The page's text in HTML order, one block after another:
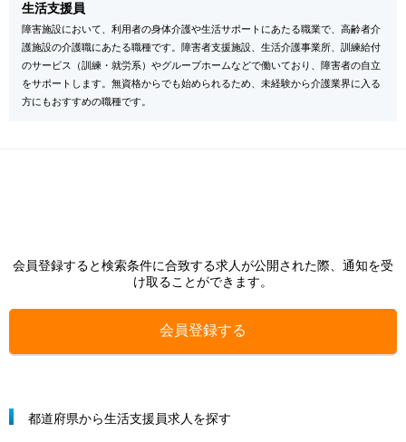
生活支援員
障害施設において、利用者の身体介護や生活サポートにあたる職業で、高齢者介
護施設の介護職にあたる職種です。障害者支援施設、生活介護事業所、訓練給付
のサービス（訓練・就労系）やグループホームなどで働いており、障害者の自立
をサポートします。無資格からでも始められるため、未経験から介護業界に入る
方にもおすすめの職種です。
会員登録すると検索条件に合致する求人が公開された際、通知を受
け取ることができます。
会員登録する
都道府県から生活支援員求人を探す